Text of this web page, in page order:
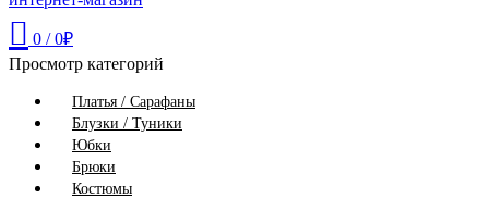
0 / 0₽
Просмотр категорий
Платья / Сарафаны
Блузки / Туники
Юбки
Брюки
Костюмы